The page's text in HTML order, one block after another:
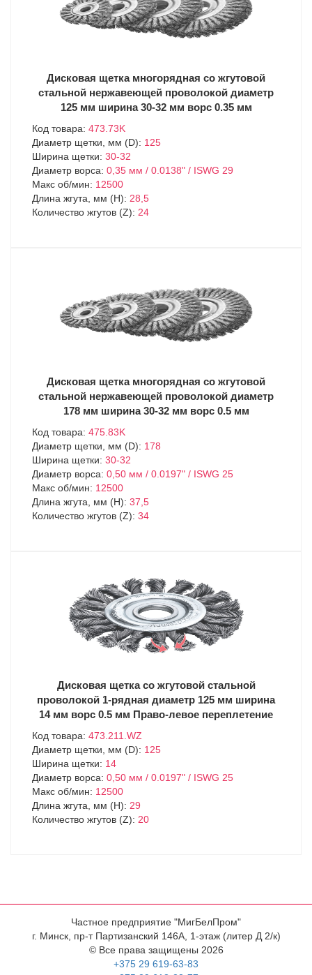
Дисковая щетка многорядная со жгутовой
стальной нержавеющей проволокой диаметр
125 мм ширина 30-32 мм ворс 0.35 мм
Код товара: 473.73K
Диаметр щетки, мм (D): 125
Ширина щетки: 30-32
Диаметр ворса: 0,35 мм / 0.0138" / ISWG 29
Макс об/мин: 12500
Длина жгута, мм (H): 28,5
Количество жгутов (Z): 24
Дисковая щетка многорядная со жгутовой
стальной нержавеющей проволокой диаметр
178 мм ширина 30-32 мм ворс 0.5 мм
Код товара: 475.83K
Диаметр щетки, мм (D): 178
Ширина щетки: 30-32
Диаметр ворса: 0,50 мм / 0.0197" / ISWG 25
Макс об/мин: 12500
Длина жгута, мм (H): 37,5
Количество жгутов (Z): 34
Дисковая щетка со жгутовой стальной
проволокой 1-рядная диаметр 125 мм ширина
14 мм ворс 0.5 мм Право-левое переплетение
Код товара: 473.211.WZ
Диаметр щетки, мм (D): 125
Ширина щетки: 14
Диаметр ворса: 0,50 мм / 0.0197" / ISWG 25
Макс об/мин: 12500
Длина жгута, мм (H): 29
Количество жгутов (Z): 20
Частное предприятие "МигБелПром"
г. Минск, пр-т Партизанский 146А, 1-этаж (литер Д 2/к)
© Все права защищены 2026
+375 29 619-63-83